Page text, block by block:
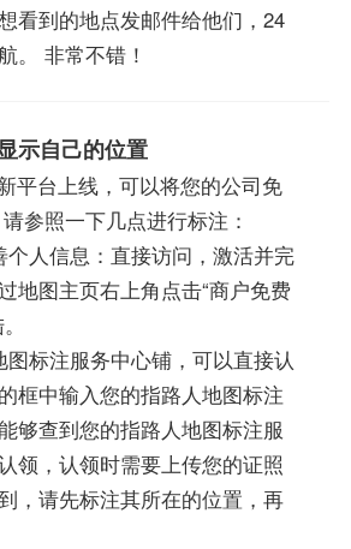
看到的地点发邮件给他们，24
。 非常不错！
示自己的位置
平台上线，可以将您的公司免
参照一下几点进行标注：
个人信息：直接访问，激活并完
地图主页右上角点击“商户免费
标注服务中心铺，可以直接认
框中输入您的指路人地图标注
够查到您的指路人地图标注服
领，认领时需要上传您的证照
，请先标注其所在的位置，再